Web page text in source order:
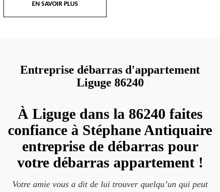
EN SAVOIR PLUS
Entreprise débarras d'appartement
Liguge 86240
À Liguge dans la 86240 faites
confiance à Stéphane Antiquaire
entreprise de débarras pour
votre débarras appartement !
Votre amie vous a dit de lui trouver quelqu’un qui peut